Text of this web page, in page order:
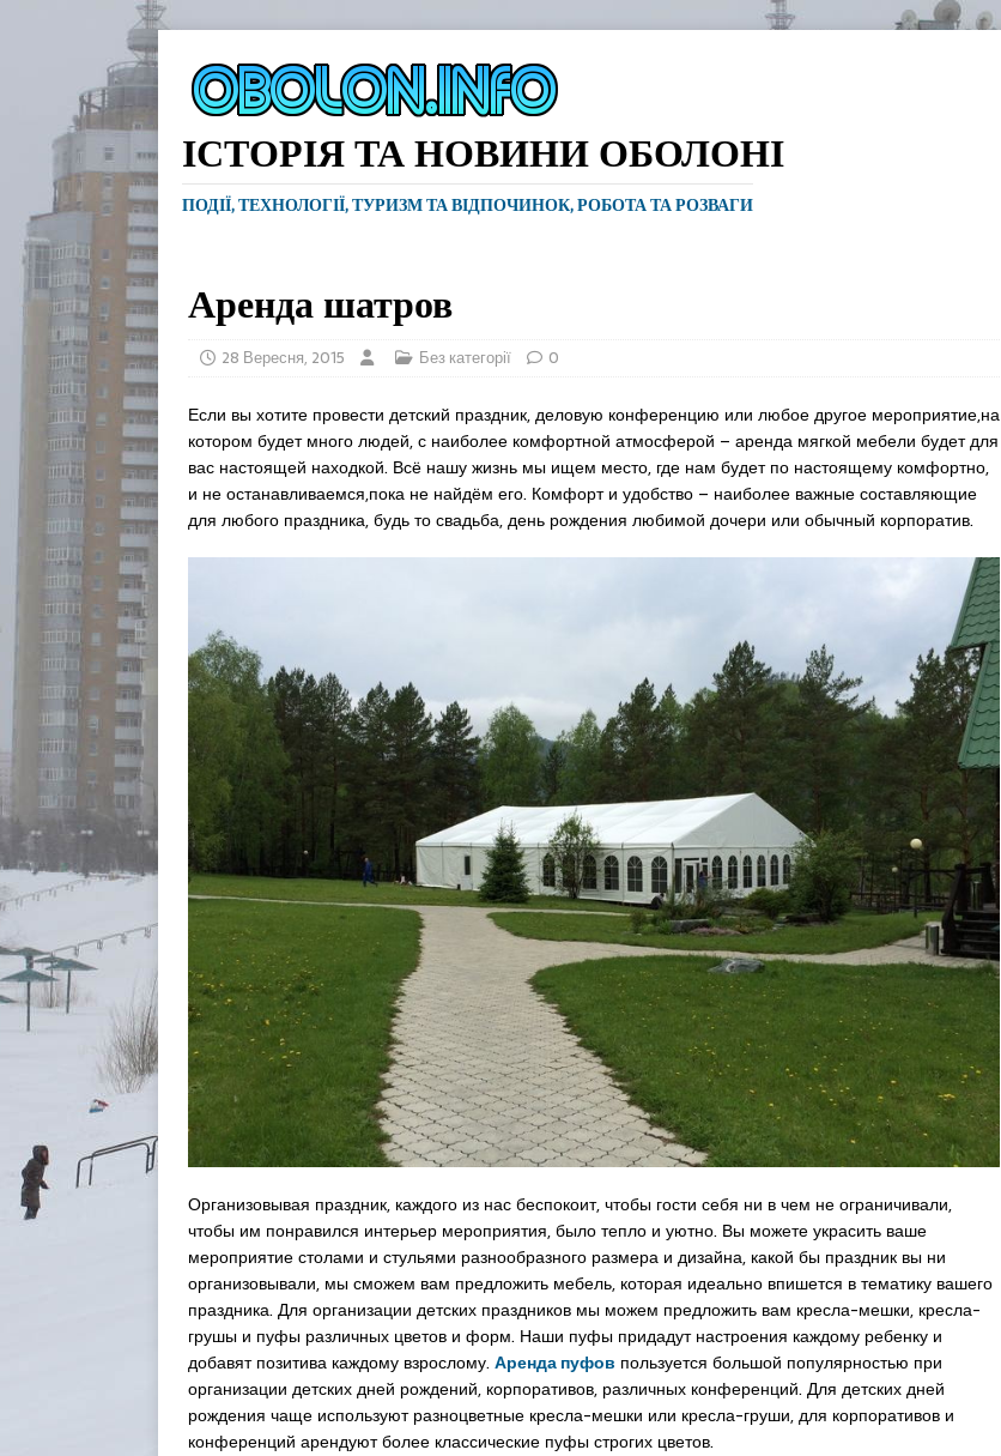
ІСТОРІЯ ТА НОВИНИ ОБОЛОНІ
ПОДІЇ, ТЕХНОЛОГІЇ, ТУРИЗМ ТА ВІДПОЧИНОК, РОБОТА ТА РОЗВАГИ
Аренда шатров
28 Вересня, 2015 Без категорії 0
Если вы хотите провести детский праздник, деловую конференцию или любое другое мероприятие,на
котором будет много людей, с наиболее комфортной атмосферой – аренда мягкой мебели будет для
вас настоящей находкой. Всё нашу жизнь мы ищем место, где нам будет по настоящему комфортно,
и не останавливаемся,пока не найдём его. Комфорт и удобство – наиболее важные составляющие
для любого праздника, будь то свадьба, день рождения любимой дочери или обычный корпоратив.
Организовывая праздник, каждого из нас беспокоит, чтобы гости себя ни в чем не ограничивали,
чтобы им понравился интерьер мероприятия, было тепло и уютно. Вы можете украсить ваше
мероприятие столами и стульями разнообразного размера и дизайна, какой бы праздник вы ни
организовывали, мы сможем вам предложить мебель, которая идеально впишется в тематику вашего
праздника. Для организации детских праздников мы можем предложить вам кресла-мешки, кресла-
грушы и пуфы различных цветов и форм. Наши пуфы придадут настроения каждому ребенку и
добавят позитива каждому взрослому. Аренда пуфов пользуется большой популярностью при
организации детских дней рождений, корпоративов, различных конференций. Для детских дней
рождения чаще используют разноцветные кресла-мешки или кресла-груши, для корпоративов и
конференций арендуют более классические пуфы строгих цветов.